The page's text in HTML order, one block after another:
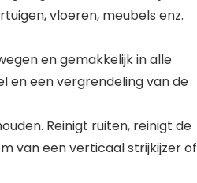
vloeren, meubels enz.
en gemakkelijk in alle
en een vergrendeling van de
Reinigt ruiten, reinigt de
van een verticaal strijkijzer of